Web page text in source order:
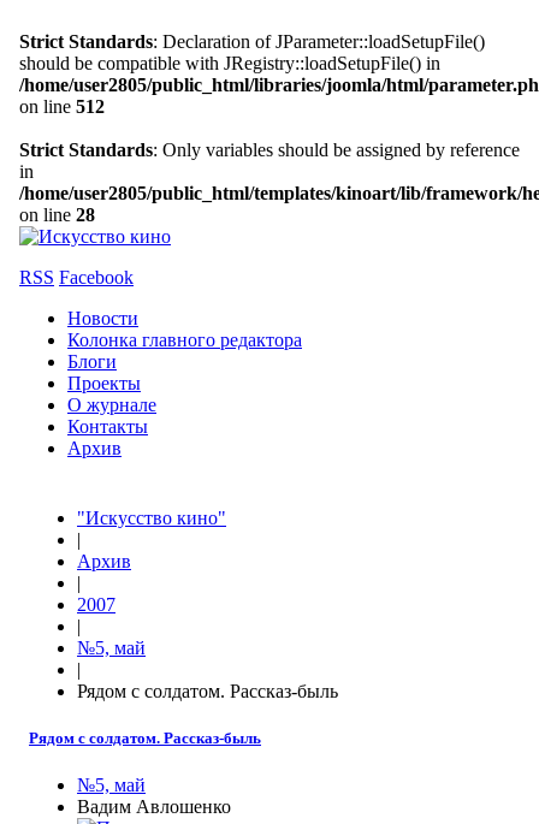
Strict Standards: Declaration of JParameter::loadSetupFile()
should be compatible with JRegistry::loadSetupFile() in
/home/user2805/public_html/libraries/joomla/html/
on line 512
Strict Standards: Only variables should be assigned by reference
in
/home/user2805/public_html/templates/kinoart/lib/framework/
on line 28
RSS Facebook
Новости
Колонка главного редактора
Блоги
Проекты
О журнале
Контакты
Архив
"Искусство кино"
|
Архив
|
2007
|
№5, май
|
Рядом с солдатом. Рассказ-быль
Рядом с солдатом. Рассказ-быль
№5, май
Вадим Авлошенко